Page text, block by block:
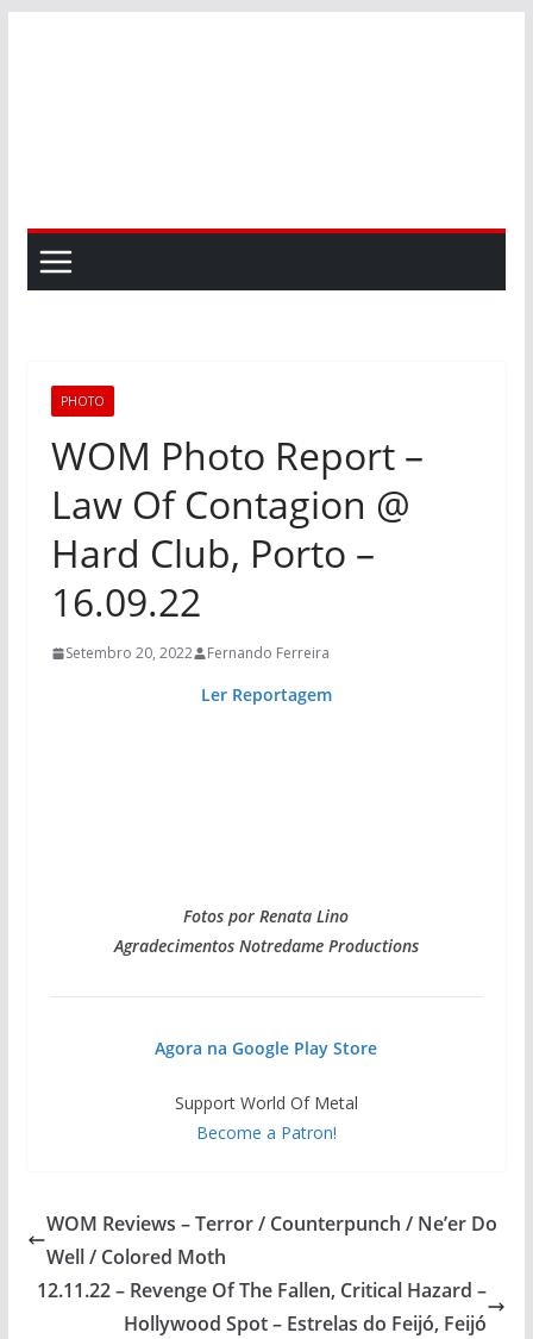
PHOTO
WOM Photo Report –
Law Of Contagion @
Hard Club, Porto –
16.09.22
Setembro 20, 2022 Fernando Ferreira
Ler Reportagem
Fotos por Renata Lino
Agradecimentos Notredame Productions
Agora na Google Play Store
Support World Of Metal
Become a Patron!
WOM Reviews – Terror / Counterpunch / Ne’er Do
Well / Colored Moth
12.11.22 – Revenge Of The Fallen, Critical Hazard –
Hollywood Spot – Estrelas do Feijó, Feijó